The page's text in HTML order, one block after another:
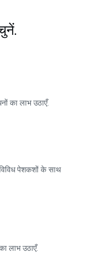
का लाभ उठाएँ.
पेशकशों के साथ
लाभ उठाएँ.